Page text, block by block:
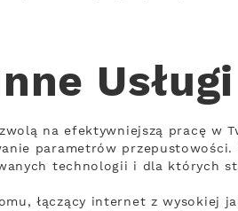
na efektywniejszą pracę w
parametrów przepustowości.
technologii i dla których
łączący internet z wysokiej